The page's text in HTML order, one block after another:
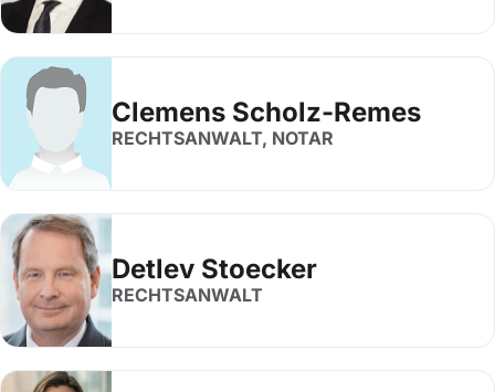
Clemens Scholz-Remes
RECHTSANWALT, NOTAR
Detlev Stoecker
RECHTSANWALT